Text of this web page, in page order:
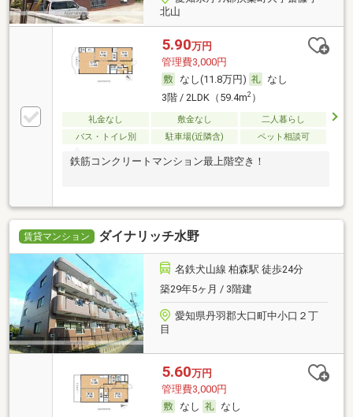
北山
5.90万円
管理費3,000円
なし(11.8万円)
なし
3階 / 2LDK（59.4m2）
礼金なし 敷金なし
二人暮らし
バス・トイレ別
駐車場(近隣含) ペット相談可
鉄筋コンクリートマンション最上階空き！
賃貸マンション ダイナリッチ水野
名鉄犬山線 柏森駅 徒歩24分
築29年5ヶ月 / 3階建
愛知県丹羽郡大口町中小口２丁
目
5.60万円
管理費3,000円
なし
なし